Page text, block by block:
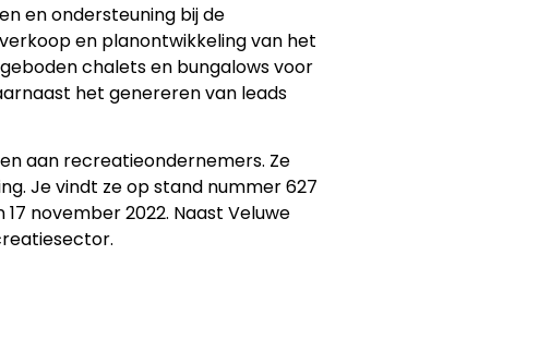
en ondersteuning bij de
en planontwikkeling van het
chalets en bungalows voor
het genereren van leads
aan recreatieondernemers. Ze
Je vindt ze op stand nummer 627
november 2022. Naast Veluwe